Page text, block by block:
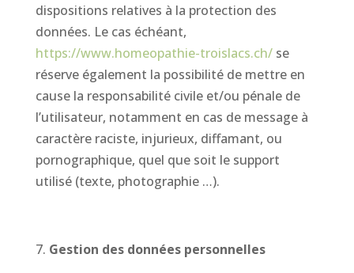
dispositions relatives à la protection des
données. Le cas échéant,
https://www.homeopathie-troislacs.ch/se
réserve également la possibilité de mettre en
cause la responsabilité civile et/ou pénale de
l’utilisateur, notamment en cas de message à
caractère raciste, injurieux, diffamant, ou
pornographique, quel que soit le support
utilisé (texte, photographie …).
Gestion des données personnelles